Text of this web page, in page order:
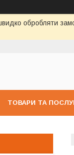
обробляти
ТОВАРИ ТА